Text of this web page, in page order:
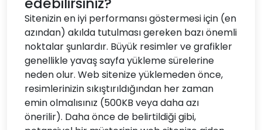
Sitenizin en iyi performansı göstermesi için (en
azından) akılda tutulması gereken bazı önemli
noktalar şunlardır. Büyük resimler ve grafikler
genellikle yavaş sayfa yükleme sürelerine
neden olur. Web sitenize yüklemeden önce,
resimlerinizin sıkıştırıldığından her zaman
emin olmalısınız (500KB veya daha azı
önerilir). Daha önce de belirtildiği gibi,